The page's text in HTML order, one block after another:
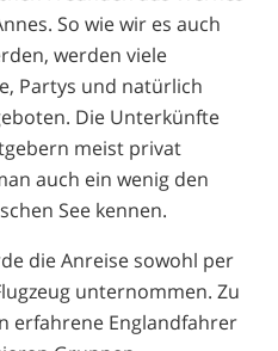
So wie wir es auch
werden viele
Partys und natürlich
Die Unterkünfte
meist privat
auch ein wenig den
See kennen.
die Anreise sowohl per
unternommen. Zu
erfahrene Englandfahrer